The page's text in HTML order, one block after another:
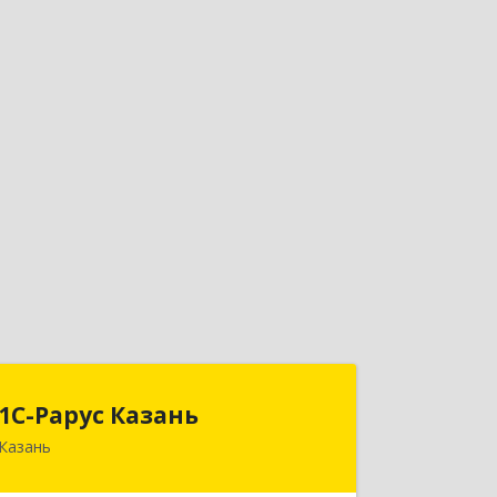
1С-Рарус Казань
Казань420088, Татарстан Респ, Казань г,